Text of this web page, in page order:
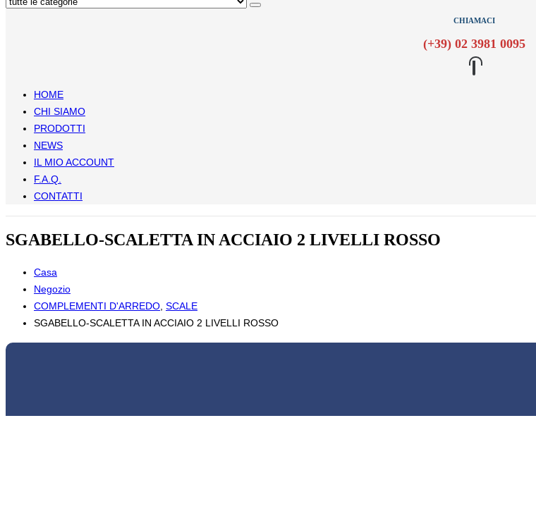
CHIAMACI
(+39) 02 3981 0095
HOME
CHI SIAMO
PRODOTTI
NEWS
IL MIO ACCOUNT
F.A.Q.
CONTATTI
SGABELLO-SCALETTA IN ACCIAIO 2 LIVELLI ROSSO
Casa
Negozio
COMPLEMENTI D'ARREDO SCALE
SGABELLO-SCALETTA IN ACCIAIO 2 LIVELLI ROSSO